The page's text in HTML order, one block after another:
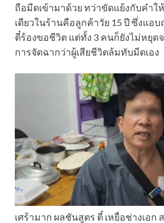
ถือมีดเข้ามาด้วย ทว่าขัดแย้งกับคำใ
เดียวในร้านคือลูกค้าวัย 15 ปี ซึ่งแอ
ตี๋ร้องขอชีวิต แต่ทั้ง 3 คนก็ยังไม่หยุด
การจัดฉากว่าผู้เสียชีวิตล้มทับมีดเอง
เศร้ามาก ผลชันสูตร ตี๋ เหยื่อช่างเอก